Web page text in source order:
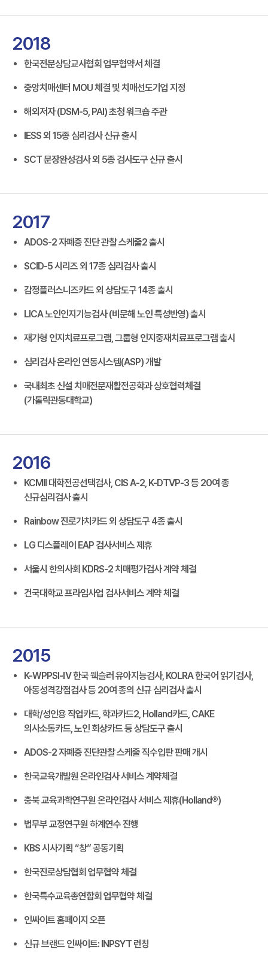
2018
한국전문상담교사협회 업무협약서 체결
중앙치매센터 MOU 체결 및 치매선도기업 지정
해외저자 (DSM-5, PAI) 초청 워크숍 주관
IESS 외 15종 심리검사 신규 출시
SCT 문장완성검사 외 5종 검사도구 신규 출시
2017
ADOS-2 자폐증 진단 관찰 스케줄2 출시
SCID-5 시리즈 외 17종 심리검사 출시
감정플러스니즈카드 외 상담도구 14종 출시
LICA 노인인지기능검사 (비문해 노인 특성반영) 출시
재가형 인지치료프로그램, 그룹형 인지중재치료프로그램 출시
심리검사 온라인 연동시스템(ASP) 개발
국내최초 신설 치매전문재활전공학과 상호협력체결
(가톨릭관동대학교)
2016
KCMII 대학전공선택검사, CIS A-2, K-DTVP-3 등 20여 종
신규심리검사 출시
Rainbow 진로가치카드 외 상담도구 4종 출시
LG 디스플레이 EAP 검사서비스 제휴
서울시 한의사회 KDRS-2 치매평가검사 계약 체결
건국대학교 프라임사업 검사서비스 계약 체결
2015
K-WPPSI-Ⅳ 한국 웩슬러 유아지능검사, KOLRA 한국어 읽기검사,
아동성격강점검사 등 20여 종의 신규 심리검사 출시
대학/성인용 직업카드, 학과카드2, Holland카드, CAKE
의사소통카드, 노인 회상카드 등 상담도구 출시
ADOS-2 자폐증 진단관찰 스케줄 직수입판 판매 개시
한국교육개발원 온라인검사 서비스 계약체결
충북 교육과학연구원 온라인검사 서비스 제휴(Holland®)
법무부 교정연구원 하계연수 진행
KBS 시사기획 “창” 공동기획
한국진로상담협회 업무협약 체결
한국특수교육총연합회 업무협약 체결
인싸이트 홈페이지 오픈
신규 브랜드 인싸이트: INPSYT 런칭